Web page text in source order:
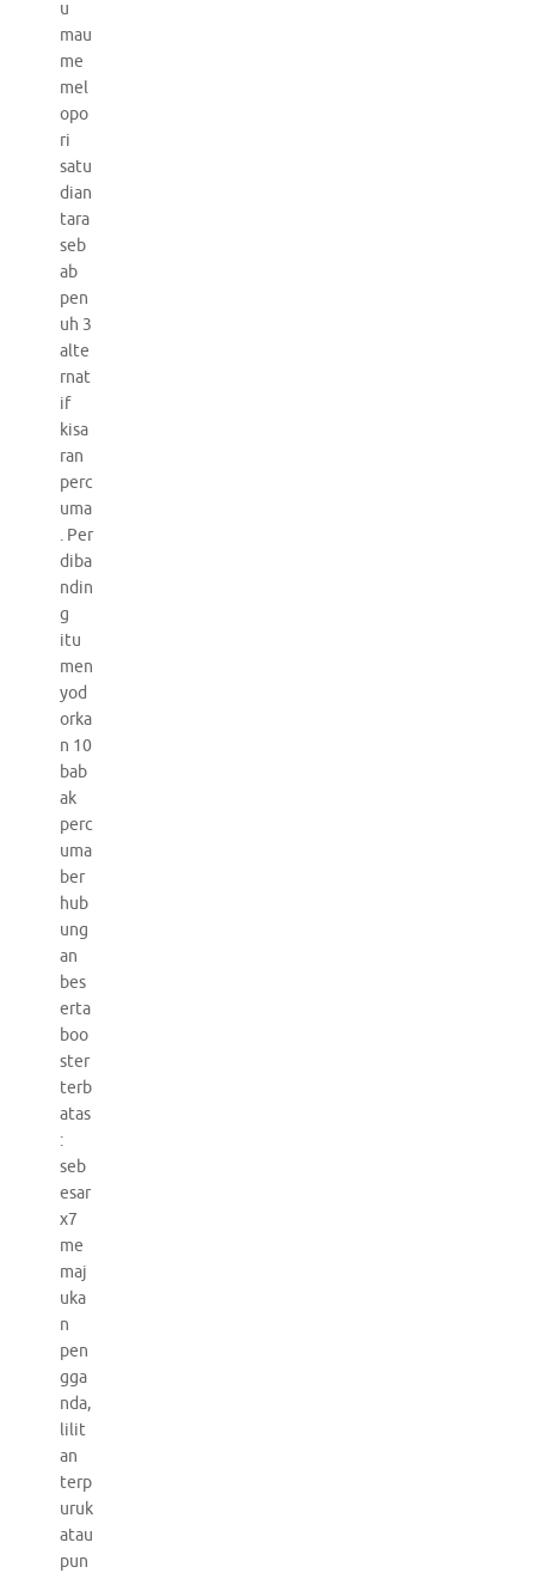
u
mau
me
mel
opo
ri
satu
dian
tara
seb
ab
pen
uh 3
alte
rnat
if
kisa
ran
perc
uma
. Per
diba
ndin
g
itu
men
yod
orka
n 10
bab
ak
perc
uma
ber
hub
ung
an
bes
erta
boo
ster
terb
atas
:
seb
esar
x7
me
maj
uka
n
pen
gga
nda,
lilit
an
terp
uruk
atau
pun